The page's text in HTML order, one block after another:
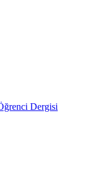
Dergisi